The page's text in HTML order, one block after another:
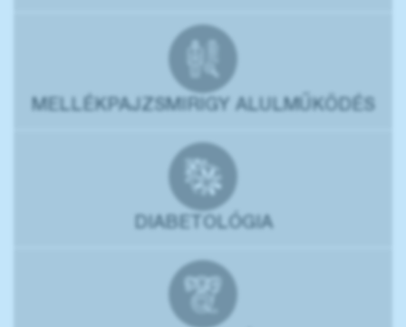
MELLÉKPAJZSMIRIGY ALULMŰKÖDÉS
DIABETOLÓGIA